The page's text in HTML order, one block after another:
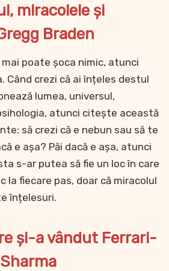
miracolele şi
Braden
poate șoca nimic, atunci
crezi că ai înțeles destul
lumea, universul,
atunci citește această
să crezi că e nebun sau să te
e așa? Păi dacă e așa, atunci
s-ar putea să fie un loc în care
la fiecare pas, doar că miracolul
înțelesuri.
şi-a vândut Ferrari-